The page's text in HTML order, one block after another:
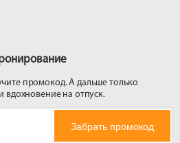
промокод. А дальше только
вдохновение на отпуск.
Забрать промокод